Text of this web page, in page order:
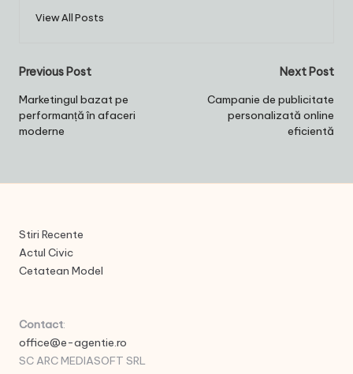
View All Posts
Post
navigation
Previous Post
Marketingul bazat pe
performanță în afaceri
moderne
Next Post
Campanie de publicitate
personalizată online
eficientă
Stiri Recente
Actul Civic
Cetatean Model
Contact:
office@e-agentie.ro
SC ARC MEDIASOFT SRL